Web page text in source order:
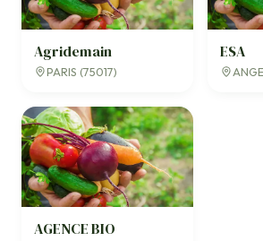
Agridemain
PARIS (75017)
ESA
AGENCE BIO